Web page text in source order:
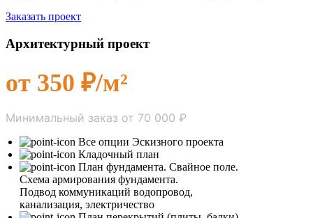
Заказать проект
Архитектурный проект
от 350 ₽/м²
Минимальный заказ от 70 000 ₽
Все опции Эскизного проекта
Кладочный план
План фундамента. Свайное поле.
Схема армирования фундамента.
Подвод коммуникаций водопровод,
канализация, электричество